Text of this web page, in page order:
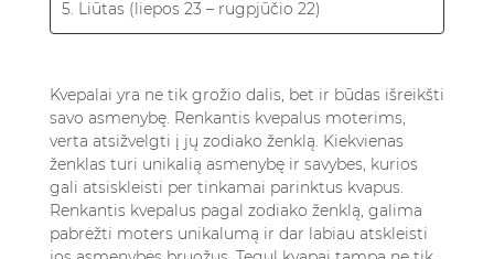
5. Liūtas (liepos 23 – rugpjūčio 22)
Kvepalai yra ne tik grožio dalis, bet ir būdas išreikšti
savo asmenybę. Renkantis kvepalus moterims,
verta atsižvelgti į jų zodiako ženklą. Kiekvienas
ženklas turi unikalią asmenybę ir savybes, kurios
gali atsiskleisti per tinkamai parinktus kvapus.
Renkantis kvepalus pagal zodiako ženklą, galima
pabrėžti moters unikalumą ir dar labiau atskleisti